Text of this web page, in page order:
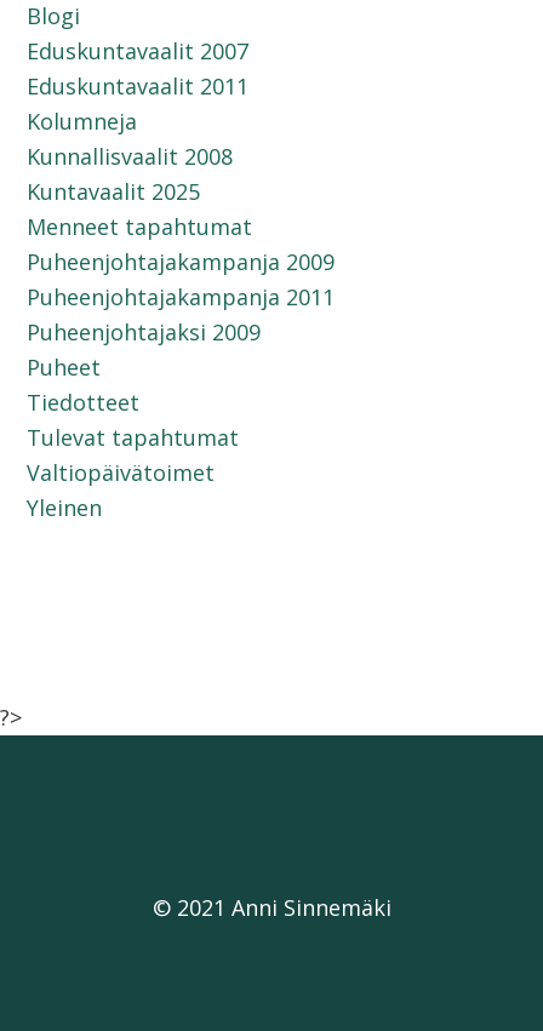
Blogi
Eduskuntavaalit 2007
Eduskuntavaalit 2011
Kolumneja
Kunnallisvaalit 2008
Kuntavaalit 2025
Menneet tapahtumat
Puheenjohtajakampanja 2009
Puheenjohtajakampanja 2011
Puheenjohtajaksi 2009
Puheet
Tiedotteet
Tulevat tapahtumat
Valtiopäivätoimet
Yleinen
?>
© 2021 Anni Sinnemäki